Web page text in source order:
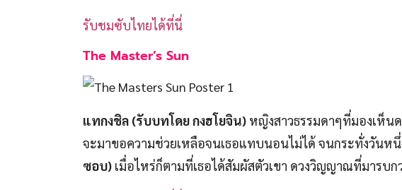
รับชมซับไทยได้ที่นี่
The Master’s Sun
แทกงชิล (รับบทโดย กงฮโยจิน) หญิงสาวธรรมดาๆที่มองเห็
จะมาขอความช่วยเหลือจนเธอแทบนอนไม่ได้ จนกระทั่งวันหนึ่
ซอบ) เมื่อไหร่ก็ตามที่เธอได้สัมผัสตัวเขา ดวงวิญญาณที่มารบ